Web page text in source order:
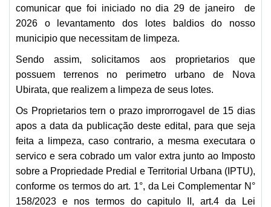
comunicar que foi iniciado no dia 29 de janeiro de
2026 o levantamento dos lotes baldios do nosso
municipio que necessitam de limpeza.
Sendo assim, solicitamos aos proprietarios que
possuem terrenos no perimetro urbano de Nova
Ubirata, que realizem a limpeza de seus lotes.
Os Proprietarios tern o prazo improrrogavel de 15 dias
apos a data da publicação deste edital, para que seja
feita a limpeza, caso contrario, a mesma executara o
servico e sera cobrado um valor extra junto ao Imposto
sobre a Propriedade Predial e Territorial Urbana (IPTU),
conforme os termos do art. 1°, da Lei Complementar N°
158/2023 e nos termos do capitulo II, art.4 da Lei